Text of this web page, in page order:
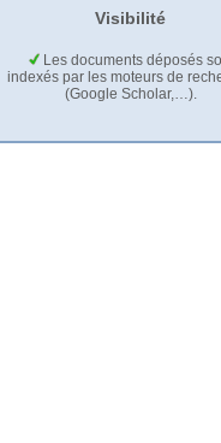
Visibilité
Les documents déposés
indexés par les moteurs de
(Google Scholar,…).